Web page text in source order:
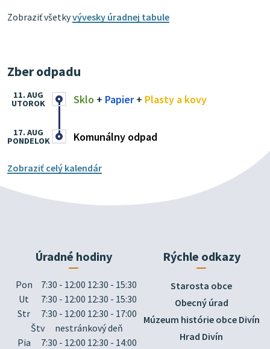
Zobraziť všetkyvývesky úradnej tabule
Zber odpadu
Sklo + Papier+ Plasty a kovy
11. AUG
UTOROK
Komunálny odpad
17. AUG
PONDELOK
Zobraziť celý kalendár
Úradné hodiny
Pon
7:30 - 12:00 12:30 - 15:30
Ut
7:30 - 12:00 12:30 - 15:30
Str
7:30 - 12:00 12:30 - 17:00
Štv
nestránkový deň
Pia
7:30 - 12:00 12:30 - 14:00
Rýchle odkazy
Starosta obce
Obecný úrad
Múzeum histórie obce Divín
Hrad Divín